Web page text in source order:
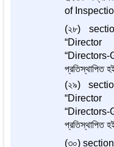
of
(২৮)
“Director
প্রতিস্থাপিত
(২৯)
“Director
প্রতিস্থাপিত
(৩০)